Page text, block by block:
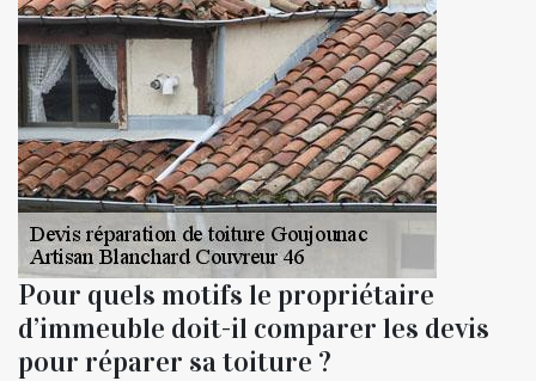
Pour quels motifs le propriétaire
d’immeuble doit-il comparer les devis
pour réparer sa toiture ?